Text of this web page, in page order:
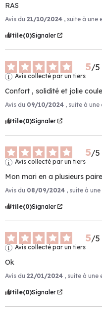
RAS
Avis du 21/10/2024 , suite à une
Utile(0)Signaler
5/5
Avis collecté par un tiers
Confort , solidité et jolie
Avis du 09/10/2024 , suite à
Utile(0)Signaler
5/5
Avis collecté par un tiers
Mon mari en a plusieurs
Avis du 08/09/2024 , suite à
Utile(0)Signaler
5/5
Avis collecté par un tiers
Ok
Avis du 22/01/2024 , suite à une
Utile(0)Signaler